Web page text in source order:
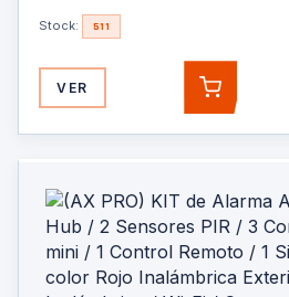
Stock: 511
VER AGREGAR